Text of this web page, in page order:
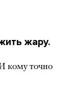
жару.
кому точно